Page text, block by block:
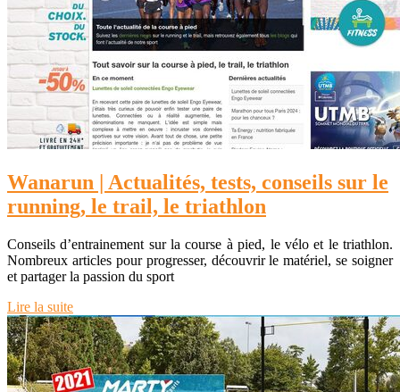
Wanarun | Actualités, tests, conseils sur le
running, le trail, le triathlon
Conseils d’entrainement sur la course à pied, le vélo et le triathlon.
Nombreux articles pour progresser, découvrir le matériel, se soigner
et partager la passion du sport
Lire la suite